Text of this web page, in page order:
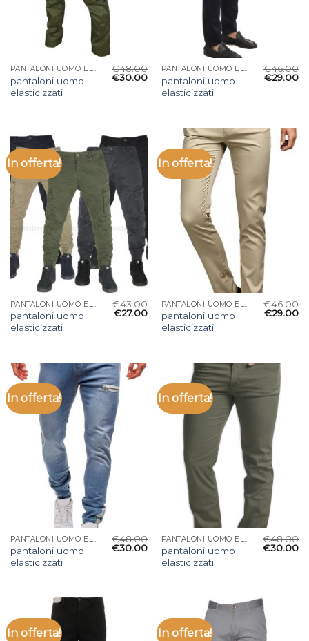
PANTALONI UOMO ELASTICIZZATI
pantaloni uomo
elasticizzati
€48.00
€30.00
PANTALONI UOMO ELASTICIZZATI
pantaloni uomo
elasticizzati
€46.00
€29.00
In offerta!
pantaloni uomo
elasticizzati
€43.00
€27.00
In offerta!
pantaloni uomo
elasticizzati
€46.00
€29.00
In offerta!
PANTALONI UOMO ELASTICIZZATI
pantaloni uomo
elasticizzati
€48.00
€30.00
In offerta!
PANTALONI UOMO ELASTICIZZATI
pantaloni uomo
elasticizzati
€48.00
€30.00
In offerta! In offerta!